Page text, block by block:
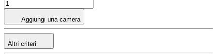
Aggiungi una camera
Altri criteri